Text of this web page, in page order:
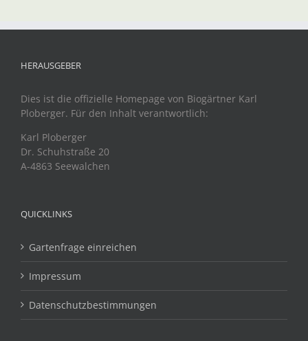
HERAUSGEBER
Dies ist die offizielle Homepage von Biogärtner Karl
Ploberger. Für den Inhalt verantwortlich:
Karl Ploberger
Dr. Schuhstraße 20
A-4863 Seewalchen
QUICKLINKS
Gartenfrage einreichen
Impressum
Datenschutzbestimmungen